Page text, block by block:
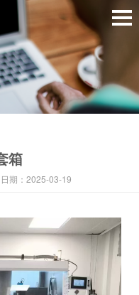
箱
日期： 2025-03-19